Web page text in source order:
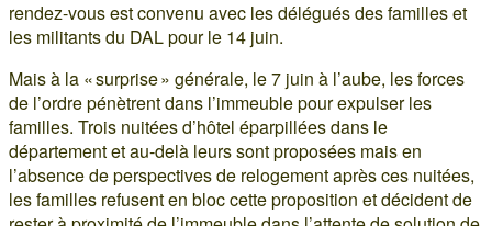
rendez-vous est convenu avec les délégués des familles et
les militants du DAL pour le 14 juin.
Mais à la « surprise » générale, le 7 juin à l’aube, les forces
de l’ordre pénètrent dans l’immeuble pour expulser les
familles. Trois nuitées d’hôtel éparpillées dans le
département et au-delà leurs sont proposées mais en
l’absence de perspectives de relogement après ces nuitées,
les familles refusent en bloc cette proposition et décident de